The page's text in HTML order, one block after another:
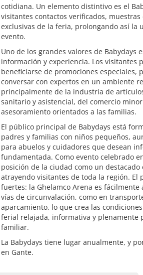
cotidiana. Un elemento distintivo es el
visitantes contactos verificados,
exclusivas de la feria, prolongando así
evento.
Uno de los grandes valores de Babydays
información y experiencia. Los visitantes
beneficiarse de promociones
conversar con expertos en un ambiente
principalmente de la industria de
sanitario y asistencial, del comercio
asesoramiento orientados a las familias.
El público principal de Babydays está
padres y familias con niños pequeños,
para abuelos y cuidadores que desean
fundamentada. Como evento celebrado
posición de la ciudad como un
atrayendo visitantes de toda la región. El
fuertes: la Ghelamco Arena es
vías de circunvalación, como en
aparcamiento, lo que crea las
ferial relajada, informativa y plenamente
familiar.
La Babydays tiene lugar anualmente, y
en Gante.